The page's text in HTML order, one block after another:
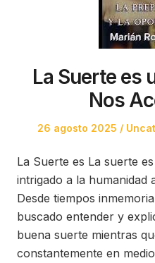
La Suerte es
Nos
Posted
26 agosto 2025
La Suerte es La suerte
intrigado a la humanidad
Desde tiempos
buscado entender y
buena suerte mientras
constantemente en